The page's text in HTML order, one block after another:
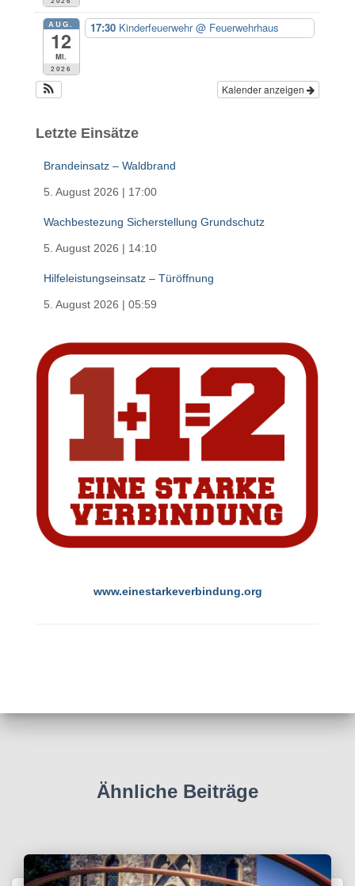
AUG.
12
Mi.
2026
17:30 Kinderfeuerwehr@ Feuerwehrhaus
Kalender anzeigen
Letzte Einsätze
Brandeinsatz – Waldbrand
5. August 2026 | 17:00
Wachbestezung Sicherstellung Grundschutz
5. August 2026 | 14:10
Hilfeleistungseinsatz – Türöffnung
5. August 2026 | 05:59
www.einestarkeverbindung.org
Ähnliche Beiträge